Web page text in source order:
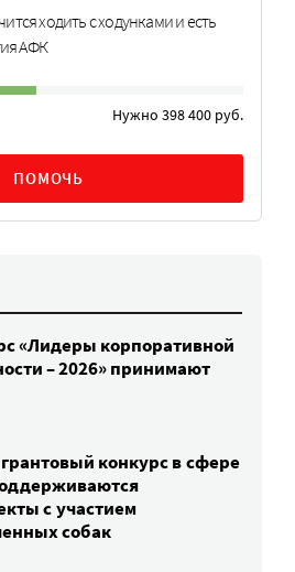
ходить с ходунками и есть
АФК
Нужно 398 400 руб.
ПОМОЧЬ
«Лидеры корпоративной
– 2026» принимают
конкурс в сфере
с участием
собак